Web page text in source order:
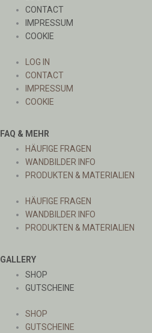
CONTACT
IMPRESSUM
COOKIE
LOG IN
CONTACT
IMPRESSUM
COOKIE
FAQ & MEHR
HÄUFIGE FRAGEN
WANDBILDER INFO
PRODUKTEN & MATERIALIEN
HÄUFIGE FRAGEN
WANDBILDER INFO
PRODUKTEN & MATERIALIEN
GALLERY
SHOP
GUTSCHEINE
SHOP
GUTSCHEINE